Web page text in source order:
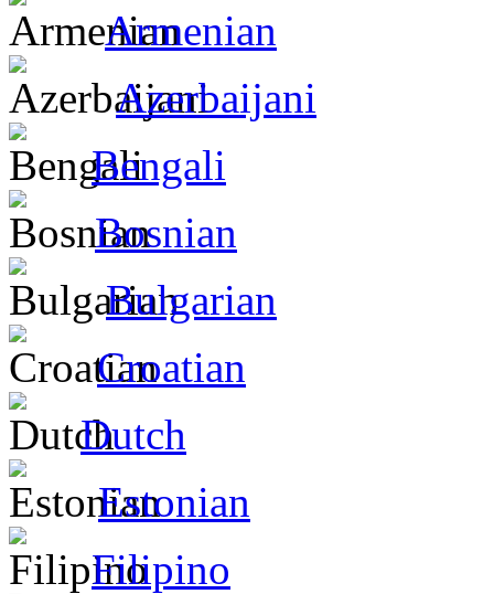
Armenian
Azerbaijani
Bengali
Bosnian
Bulgarian
Croatian
Dutch
Estonian
Filipino